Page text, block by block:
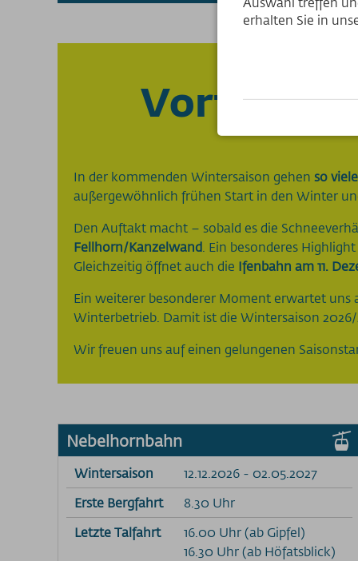
Vorfreude
In der kommenden Wintersaison gehen so
außergewöhnlich frühen Start in den Winter
Den Auftakt macht – sobald es die
Fellhorn/Kanzelwand. Ein besonderes
Gleichzeitig öffnet auch die Ifenbahn am 11.
Ein weiterer besonderer Moment erwartet uns
Winterbetrieb. Damit ist die Wintersaison
Wir freuen uns auf einen gelungenen
Nebelhornbahn
Wintersaison
12.12.2026 - 02.05.2027
Erste Bergfahrt
8.30 Uhr
Letzte Talfahrt
16.00 Uhr (ab Gipfel)
16.30 Uhr (ab Höfatsblick)
erhalten Sie in